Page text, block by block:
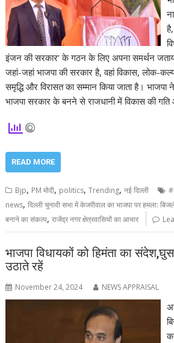
इंजन की सरकार’ के गठन के लिए अपना समर्थन
जहां-जहां भाजपा की सरकार है, वहां विकास, लोक-
समृद्धि और विरासत का सम्मान किया जाता है।
भाजपा सरकार के बनने से राजधानी में विकास की
READ MORE
Bjp, PM मोदी, politics,Trending,नई दिल्ली
news,दिल्ली चुनावी सभा में केजरीवाल का भाजपा पर हमला:
बनाने का संकल्प,राजेंद्र नगर क्षेत्रवासियों का आभार
भाजपा विधायकों को हिमंता का
उठाते रहें
November 24, 2024 NEWS APPRAISAL